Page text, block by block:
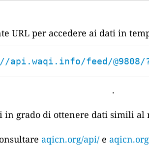
URL per accedere ai dati in
feed/@9808/
.
in grado di ottenere dati simili al
aqicn.org/api/ e